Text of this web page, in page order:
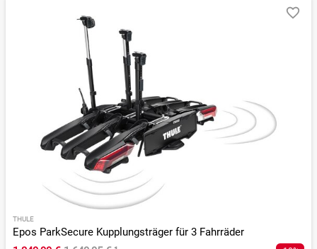
THULE
Epos ParkSecure Kupplungsträger für 3 Fahrräder